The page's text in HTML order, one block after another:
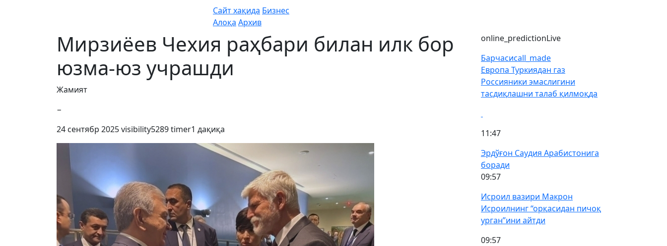
Сайт хақида Бизнес
Алоқа Архив
Мирзиёев Чехия раҳбари билан илк бор
юзма-юз учрашди
Жамият
−
24 сентябр 2025visibility5289timer1 дақиқа
online_predictionLive
Барчасиcall_made
Европа Туркиядан газ
Россияники эмаслигини
тасдиқлашни талаб қилмоқда
11:47
Эрдўғон Саудия Арабистонига
боради
09:57
Исроил вазири Макрон
Исроилнинг “орқасидан пичоқ
урган”ини айтди
09:57